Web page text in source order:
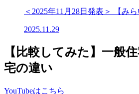
＜2025年11月28日発表＞ 【み
2025.11.29
【比較してみた】 一般
宅の違い
YouTubeはこちら